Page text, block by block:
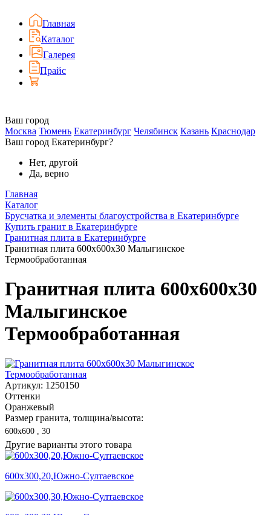
Главная
Каталог
Галерея
Прайс
Ваш город
Москва Тюмень Екатеринбург Челябинск Казань Краснодар
Ваш город Екатеринбург?
Нет, другой
Да, верно
Главная
Каталог
Брусчатка и элементы благоустройства в Екатеринбурге
Купить гранит в Екатеринбурге
Гранитная плита в Екатеринбурге
Гранитная плита 600х600x30 Малыгинское
Термообработанная
Гранитная плита 600х600x30
Малыгинское
Термообработанная
Артикул: 1250150
Оттенки
Оранжевый
Размер гранита, толщина/высота:
600х600 , 30
Другие варианты этого товара
600х300,20,Южно-Султаевское